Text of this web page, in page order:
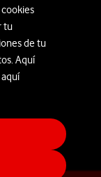
tu
de tu
Aquí
aquí